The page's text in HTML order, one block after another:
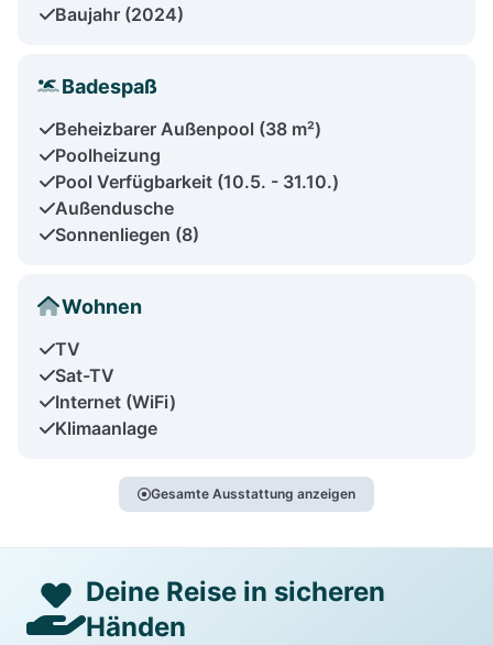
Baujahr (2024)
Badespaß
Beheizbarer Außenpool (38 m²)
Poolheizung
Pool Verfügbarkeit (10.5. - 31.10.)
Außendusche
Sonnenliegen (8)
Wohnen
TV
Sat-TV
Internet (WiFi)
Klimaanlage
Gesamte Ausstattung anzeigen
Deine Reise in sicheren
Händen